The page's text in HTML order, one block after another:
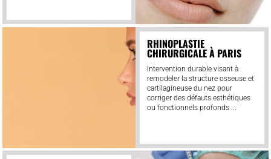
RHINOPLASTIE
CHIRURGICALE À PARIS
Intervention durable visant à
remodeler la structure osseuse et
cartilagineuse du nez pour
corriger des défauts esthétiques
ou fonctionnels profonds ...